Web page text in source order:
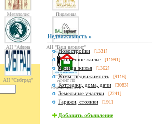
Мегаполис Пирамида
АН "Афина
Паллада"
АН "Ваш вариант"
АН "Сибград"
Агент по
Недвижимости
Недвижимость »
Новостройки [1331]
Вторичное жилье [11991]
Аренда жилья [1362]
Комм. недвижимость [9116]
Коттеджи, дома, дачи [3083]
Земельные участки [2241]
Гаражи, стоянки [191]
Добавить объявление